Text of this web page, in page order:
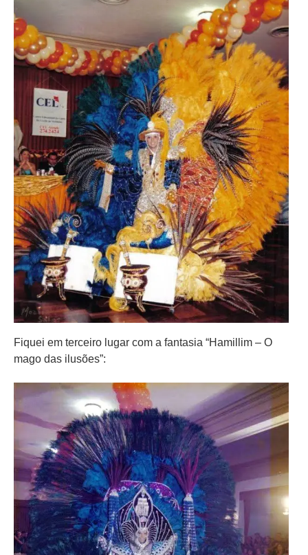
Fiquei em terceiro lugar com a fantasia “Hamillim – O
mago das ilusões”: